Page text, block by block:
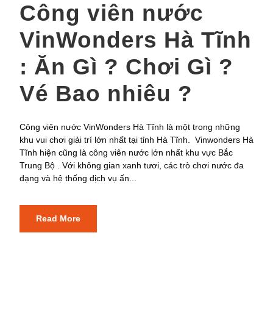
Công viên nước
VinWonders Hà Tĩnh
: Ăn Gì ? Chơi Gì ?
Vé Bao nhiêu ?
Công viên nước VinWonders Hà Tĩnh là một trong những
khu vui chơi giải trí lớn nhất tại tỉnh Hà Tĩnh. Vinwonders Hà
Tĩnh hiện cũng là công viên nước lớn nhất khu vực Bắc
Trung Bộ . Với không gian xanh tươi, các trò chơi nước đa
dạng và hệ thống dịch vụ ấn...
Read More